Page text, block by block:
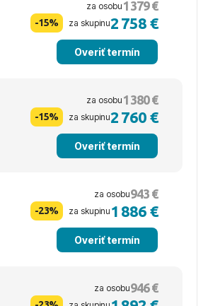
za osobu 1 379 €
-15% za skupinu2 758 €
Overiť termín
za osobu 1 380 €
-15% za skupinu2 760 €
Overiť termín
za osobu943 €
-23% za skupinu 1 886 €
Overiť termín
za osobu946 €